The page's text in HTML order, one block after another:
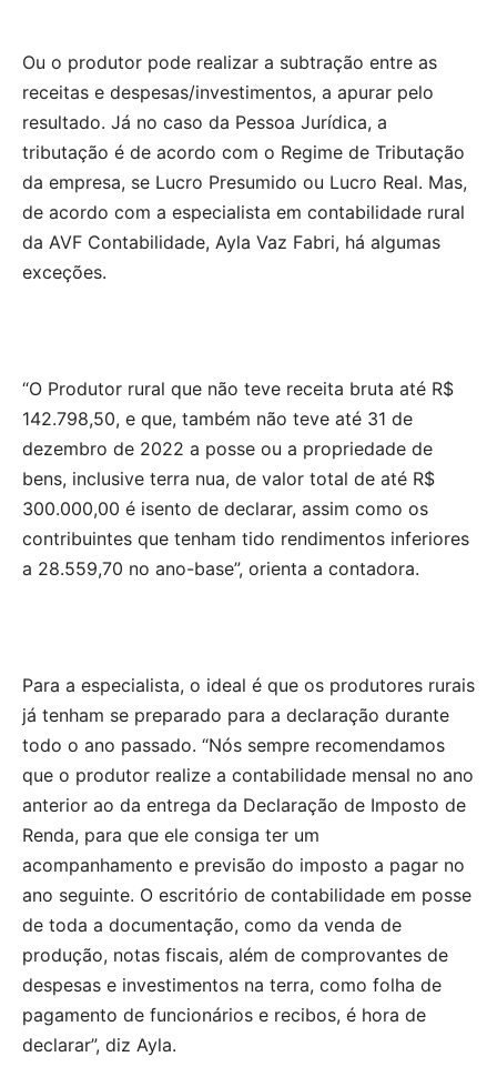
Ou o produtor pode realizar a subtração entre as
receitas e despesas/investimentos, a apurar pelo
resultado. Já no caso da Pessoa Jurídica, a
tributação é de acordo com o Regime de Tributação
da empresa, se Lucro Presumido ou Lucro Real. Mas,
de acordo com a especialista em contabilidade rural
da AVF Contabilidade, Ayla Vaz Fabri, há algumas
exceções.
“O Produtor rural que não teve receita bruta até R$
142.798,50, e que, também não teve até 31 de
dezembro de 2022 a posse ou a propriedade de
bens, inclusive terra nua, de valor total de até R$
300.000,00 é isento de declarar, assim como os
contribuintes que tenham tido rendimentos inferiores
a 28.559,70 no ano-base”, orienta a contadora.
Para a especialista, o ideal é que os produtores rurais
já tenham se preparado para a declaração durante
todo o ano passado. “Nós sempre recomendamos
que o produtor realize a contabilidade mensal no ano
anterior ao da entrega da Declaração de Imposto de
Renda, para que ele consiga ter um
acompanhamento e previsão do imposto a pagar no
ano seguinte. O escritório de contabilidade em posse
de toda a documentação, como da venda de
produção, notas fiscais, além de comprovantes de
despesas e investimentos na terra, como folha de
pagamento de funcionários e recibos, é hora de
declarar”, diz Ayla.